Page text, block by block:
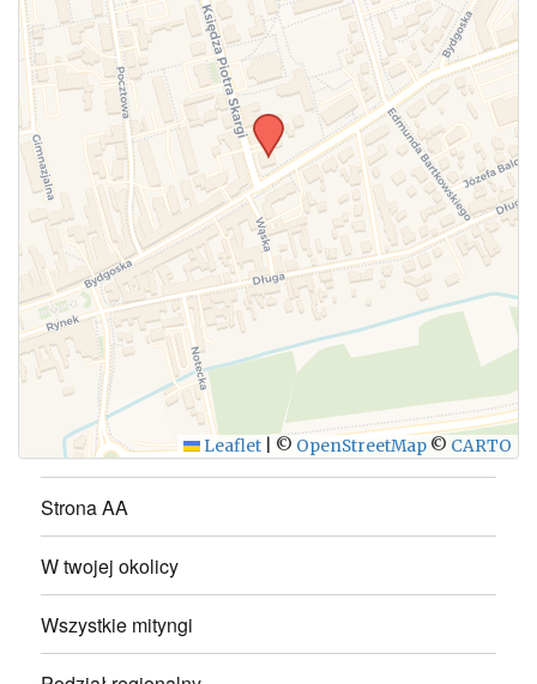
WYŚLIJ
Leaflet © OpenStreetMap © CARTO
Strona AA
W twojej okolicy
Wszystkie mityngi